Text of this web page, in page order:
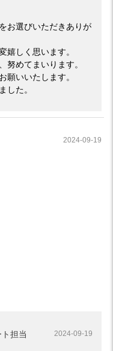
お選びいただきありが
嬉しく思います。
努めてまいります。
願いいたします。
した。
2024-09-19
担当 2024-09-19